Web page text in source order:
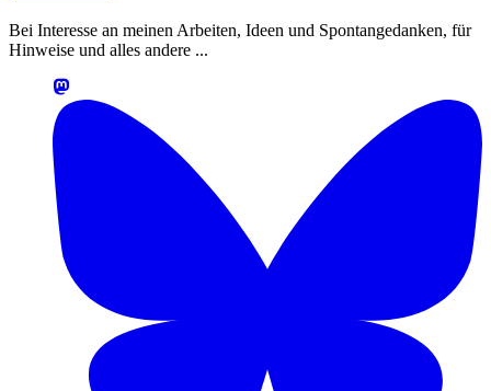
Bei Interesse an meinen Arbeiten, Ideen und Spontangedanken, für
Hinweise und alles andere ...